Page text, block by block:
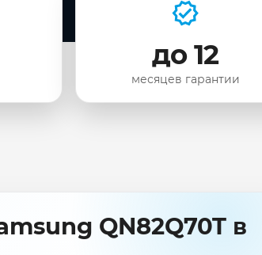
до 12
месяцев гарантии
QN82Q70T в